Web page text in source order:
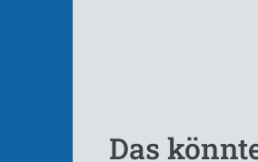
Das